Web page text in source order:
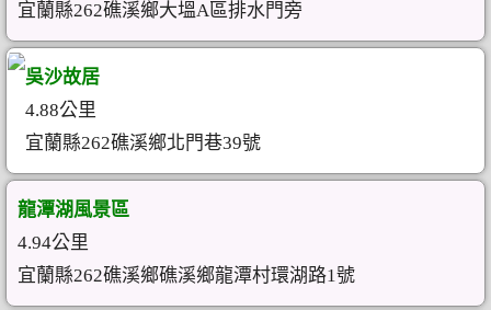
宜蘭縣262礁溪鄉大塭A區排水門旁
吳沙故居
4.88公里
宜蘭縣262礁溪鄉北門巷39號
龍潭湖風景區
4.94公里
宜蘭縣262礁溪鄉礁溪鄉龍潭村環湖路1號